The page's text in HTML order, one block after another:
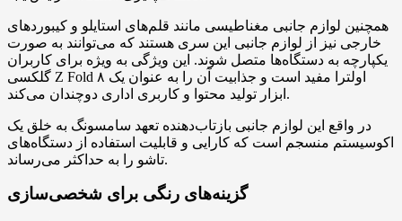
همچنین لوازم جانبی مغناطیسی مانند قلم‌های استایلو و کیبوردهای
خارجی نیز از لوازم جانبی این سری هستند که می‌توانند به صورت
یکپارچه به دستگاه‌ها متصل شوند. این ویژگی به ویژه برای کاربران
گلکسی Z Fold ۸ اولترا مفید است و جذابیت آن را به عنوان یک
ابزار تولید محتوا و کاربری اداری دوچندان می‌کند.
در واقع این لوازم جانبی بازتاب‌دهنده تعهد سامسونگ به خلق یک
اکوسیستم منسجم است که کارایی و قابلیت استفاده از دستگاه‌های
تاشو را به حداکثر می‌رساند.
گزینه‌های رنگی برای شخصی‌سازی